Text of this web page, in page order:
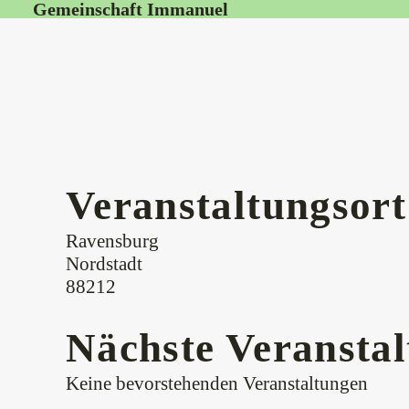
Gemeinschaft Immanuel
Veranstaltungsort
Ravensburg
Nordstadt
88212
Nächste
Keine bevorstehenden Veranstaltungen